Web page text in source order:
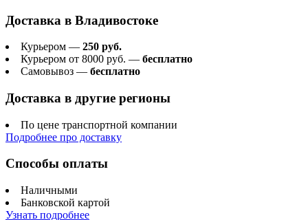
Доставка в Владивостоке
Курьером — 250 руб.
Курьером от 8000 руб. — бесплатно
Самовывоз — бесплатно
Доставка в другие регионы
По цене транспортной компании
Подробнее про доставку
Способы оплаты
Наличными
Банковской картой
Узнать подробнее